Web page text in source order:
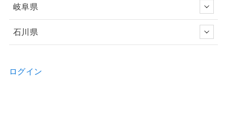
岐阜県
石川県
ログイン